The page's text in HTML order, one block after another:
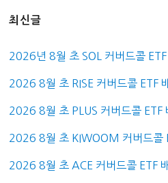
최신글
2026년 8월 초 SOL 커버드콜
2026 8월 초 RISE 커버드콜 ETF
2026 8월 초 PLUS 커버드콜 ETF
2026 8월 초 KIWOOM 커버드콜
2026 8월 초 ACE 커버드콜 ETF